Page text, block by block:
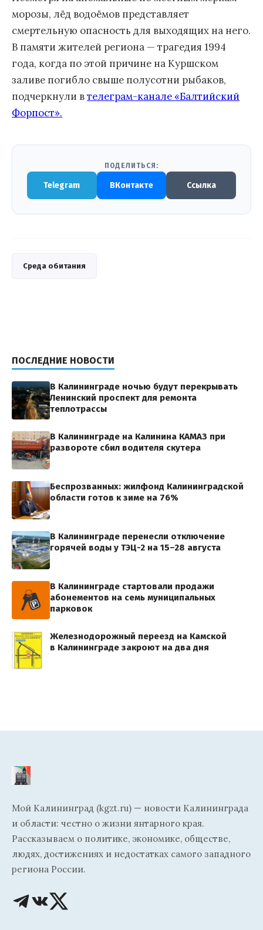
морозы, лёд водоёмов представляет
смертельную опасность для выходящих на него.
В памяти жителей региона — трагедия 1994
года, когда по этой причине на Куршском
заливе погибло свыше полусотни рыбаков,
подчеркнули втелеграм-канале «Балтийский
Форпост».
ПОДЕЛИТЬСЯ:
Telegram ВКонтакте Ссылка
Среда обитания
ПОСЛЕДНИЕ НОВОСТИ
В Калининграде ночью будут перекрывать
Ленинский проспект для ремонта
теплотрассы
В Калининграде на Калинина КАМАЗ при
развороте сбил водителя скутера
Беспрозванных: жилфонд Калининградской
области готов к зиме на 76%
В Калининграде перенесли отключение
горячей воды у ТЭЦ-2 на 15–28 августа
В Калининграде стартовали продажи
абонементов на семь муниципальных
парковок
Железнодорожный переезд на Камской
в Калининграде закроют на два дня
Мой Калининград (kgzt.ru) — новости Калининграда
и области: честно о жизни янтарного края.
Рассказываем о политике, экономике, обществе,
людях, достижениях и недостатках самого западного
региона России.